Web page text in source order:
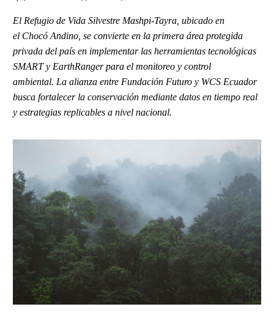
El Refugio de Vida Silvestre Mashpi-Tayra, ubicado en
el Chocó Andino, se convierte en la primera área protegida
privada del país en implementar las herramientas tecnológicas
SMART y EarthRanger para el monitoreo y control
ambiental. La alianza entre Fundación Futuro y WCS Ecuador
busca fortalecer la conservación mediante datos en tiempo real
y estrategias replicables a nivel nacional.